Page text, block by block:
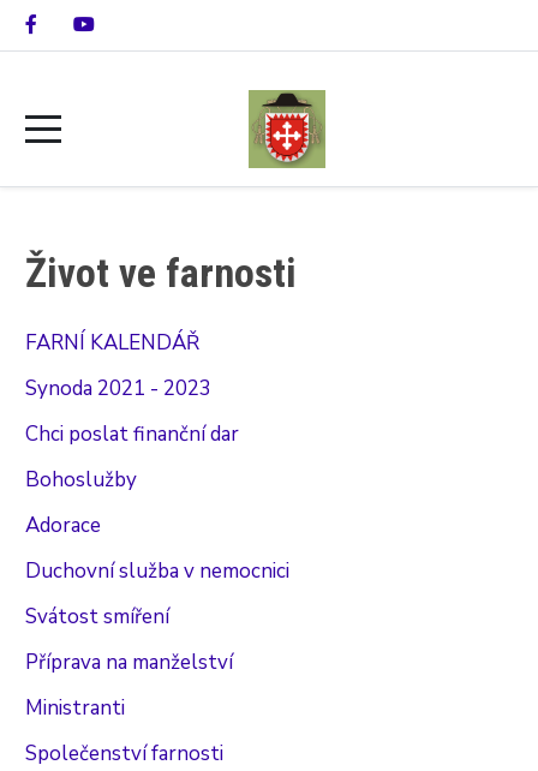
Život ve farnosti
FARNÍ KALENDÁŘ
Synoda 2021 - 2023
Chci poslat finanční dar
Bohoslužby
Adorace
Duchovní služba v nemocnici
Svátost smíření
Příprava na manželství
Ministranti
Společenství farnosti